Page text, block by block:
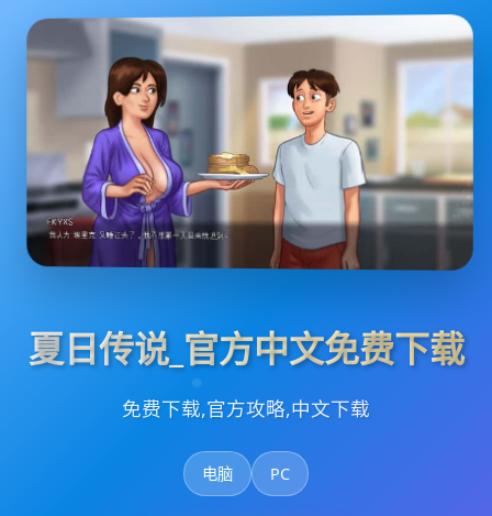
夏日传说_官方中文免费下载
免费下载,官方攻略,中文下载
电脑 PC